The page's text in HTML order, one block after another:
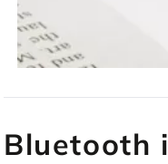
Bluetooth